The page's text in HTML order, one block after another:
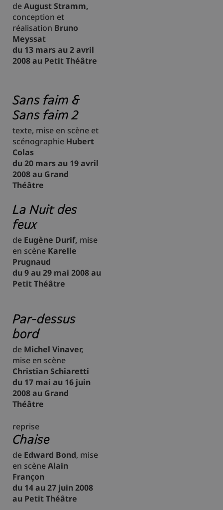
deAugust Stramm,
conception et
réalisation Bruno
Meyssat
du 13 mars au 2 avril
2008 au Petit Théâtre
Sans faim &
Sans faim 2
texte, mise en scène et
scénographie Hubert
Colas
du 20 mars au 19 avril
2008 au Grand
Théâtre
La Nuit des
feux
de Eugène Durif, mise
en scène Karelle
Prugnaud
du 9 au 29 mai 2008 au
Petit Théâtre
Par-dessus
bord
de Michel Vinaver,
mise en scène
Christian Schiaretti
du 17 mai au 16 juin
2008 au Grand
Théâtre
reprise
Chaise
de Edward Bond, mise
en scèneAlain
Françon
du 14 au 27 juin 2008
au Petit Théâtre